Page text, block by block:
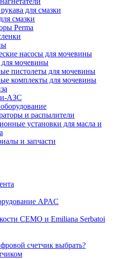
для смазки
смазки
Perma
насосы для мочевины
мочевины
пистолеты для мочевины
комплекты для мочевины
АЗС
и распылители
установки для масла и
и запчасти
APAC
CEMO и Emiliana Serbatoi
счетчик выбрать?